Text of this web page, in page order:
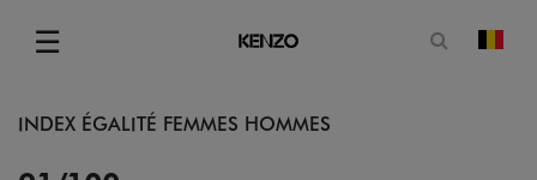
☰
Menu
Ouvrir
INDEX ÉGALITÉ FEMMES HOMMES